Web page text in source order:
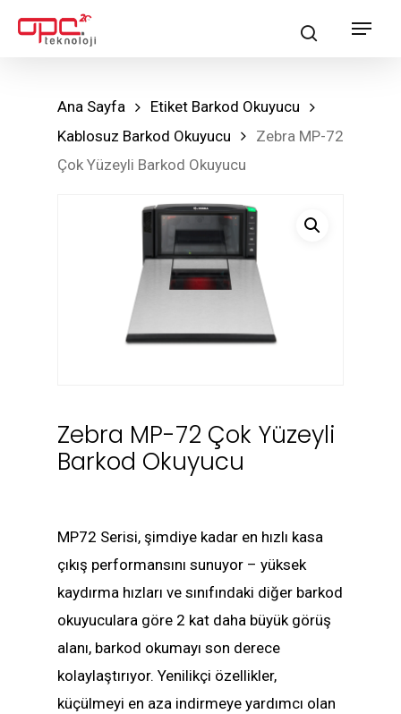
searchMenu
Ana Sayfa
Etiket Barkod Okuyucu
Kablosuz Barkod Okuyucu
Zebra MP-72
Çok Yüzeyli Barkod Okuyucu
Zebra MP-72 Çok Yüzeyli
Barkod Okuyucu
MP72 Serisi, şimdiye kadar en hızlı kasa
çıkış performansını sunuyor – yüksek
kaydırma hızları ve sınıfındaki diğer barkod
okuyuculara göre 2 kat daha büyük görüş
alanı, barkod okumayı son derece
kolaylaştırıyor. Yenilikçi özellikler,
küçülmeyi en aza indirmeye yardımcı olan